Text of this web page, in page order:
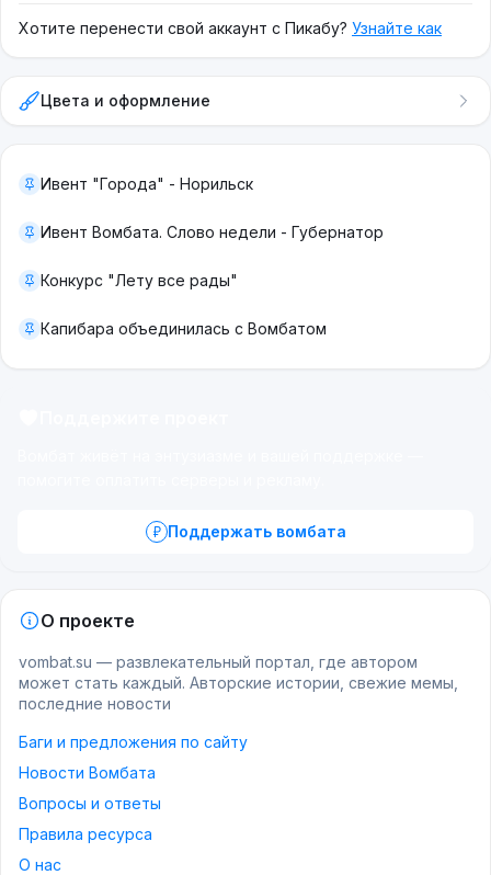
Хотите перенести свой аккаунт с Пикабу? Узнайте как
Цвета и оформление
Ивент "Города" - Норильск
Ивент Вомбата. Слово недели - Губернатор
Конкурс "Лету все рады"
Капибара объединилась с Вомбатом
Поддержать вомбата
О проекте
vombat.su — развлекательный портал, где автором
может стать каждый. Авторские истории, свежие мемы,
последние новости
Баги и предложения по сайту
Новости Вомбата
Вопросы и ответы
Правила ресурса
О нас